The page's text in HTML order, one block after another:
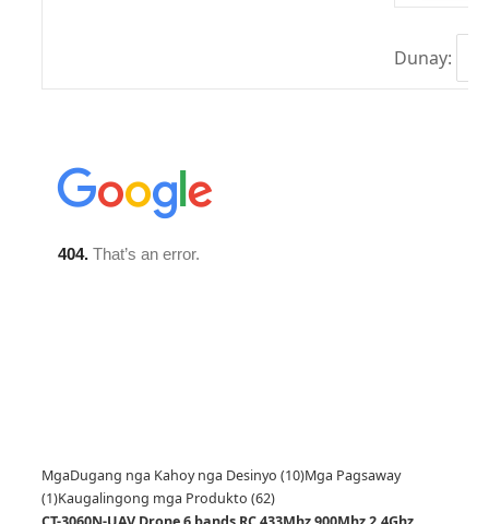
Dunay:
MgaDugang nga Kahoy nga Desinyo (10)Mga Pagsaway
(1)Kaugalingong mga Produkto (62)